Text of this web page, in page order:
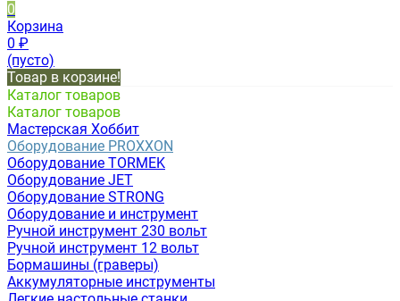
0
Корзина
0 ₽
(пусто)
Товар в корзине!
Каталог товаров
Каталог товаров
Мастерская Хоббит
Оборудование PROXXON
Оборудование TORMEK
Оборудование JET
Оборудование STRONG
Оборудование и инструмент
Ручной инструмент 230 вольт
Ручной инструмент 12 вольт
Бормашины (граверы)
Аккумуляторные инструменты